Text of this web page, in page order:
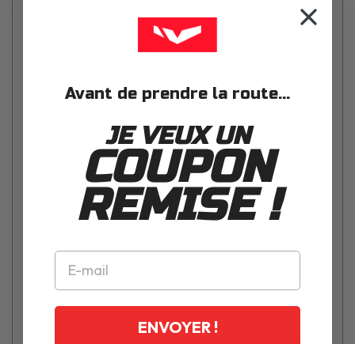
Rétroviseurs moto et scooter Chaft Gerry
Le Gerry Noir CE de Chaft est un rétroviseur de poignée pour
moto et scooter, il se positionne en bout de guidon à la place
des embouts de guidon d'origine.
guidon de 13 mm et 17 mm de diamètre.
Avant de prendre la route...
JE VEUX UN
COUPON
REMISE !
ENVOYER !